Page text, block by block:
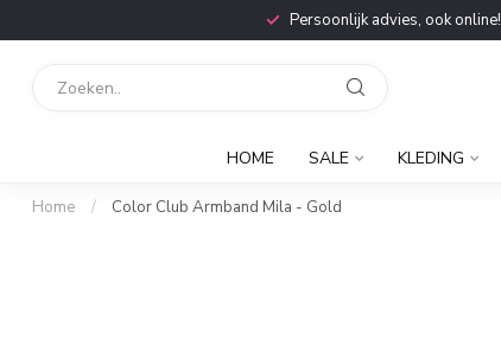
Persoonlijk advies, ook online!
HOME SALE KLEDING
Home / Color Club Armband Mila - Gold